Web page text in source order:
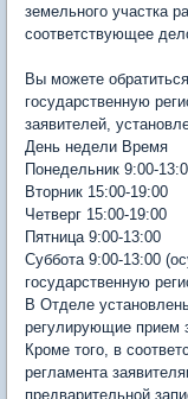
земельного участка
соответствующее
Вы можете
государственную
заявителей,
День недели Время
Понедельник 9:00-
Вторник 15:00-19:00
Четверг 15:00-19:00
Пятница 9:00-13:00
Суббота 9:00-13:00
государственную
В Отделе
регулирующие прием
Кроме того, в
регламента
предварительной